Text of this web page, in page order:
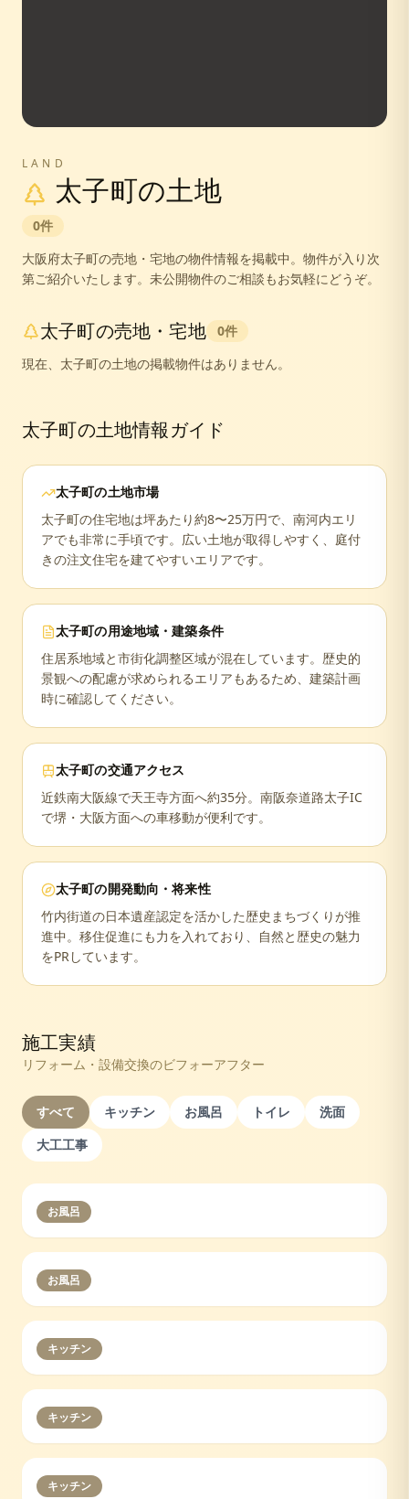
LAND
太子町の土地
0件
大阪府太子町の売地・宅地の物件情報を掲載中。 物件が入り次
第ご紹介いたします。未公開物件のご相談もお気軽にどうぞ。
太子町の売地・宅地 0件
現在、 太子町の土地の掲載物件はありません。
太子町の土地情報ガイド
太子町の土地市場
太子町の住宅地は坪あたり約8〜25万円で、南河内エリ
アでも非常に手頃です。広い土地が取得しやすく、庭付
きの注文住宅を建てやすいエリアです。
太子町の用途地域・建築条件
住居系地域と市街化調整区域が混在しています。歴史的
景観への配慮が求められるエリアもあるため、建築計画
時に確認してください。
太子町の交通アクセス
近鉄南大阪線で天王寺方面へ約35分。南阪奈道路太子IC
で堺・大阪方面への車移動が便利です。
太子町の開発動向・将来性
竹内街道の日本遺産認定を活かした歴史まちづくりが推
進中。移住促進にも力を入れており、自然と歴史の魅力
をPRしています。
施工実績
リフォーム・設備交換のビフォーアフター
すべて キッチン お風呂 トイレ
洗面
大工工事
お風呂
お風呂
キッチン
キッチン
キッチン